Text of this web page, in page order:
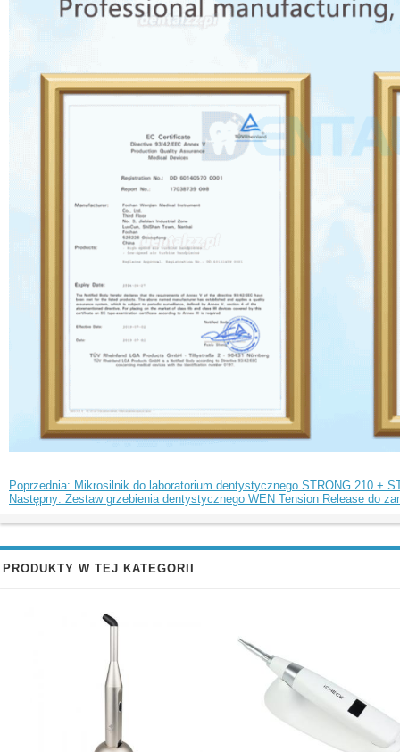
Poprzednia: Mikrosilnik do laboratorium dentystycznego STRONG 210 +
Następny: Zestaw grzebienia dentystycznego WEN Tension Release do
PRODUKTY W TEJ KATEGORII